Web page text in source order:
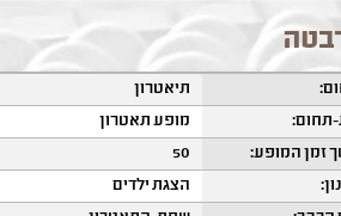
תיאטרון
תחום:
מופע תאטרון
זמן המופע:
50
הצגת ילדים